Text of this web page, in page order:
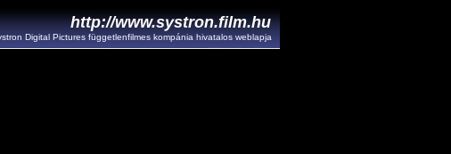
http://www.systron.film.hu
Digital Pictures függetlenfilmes kompánia hivatalos weblapja